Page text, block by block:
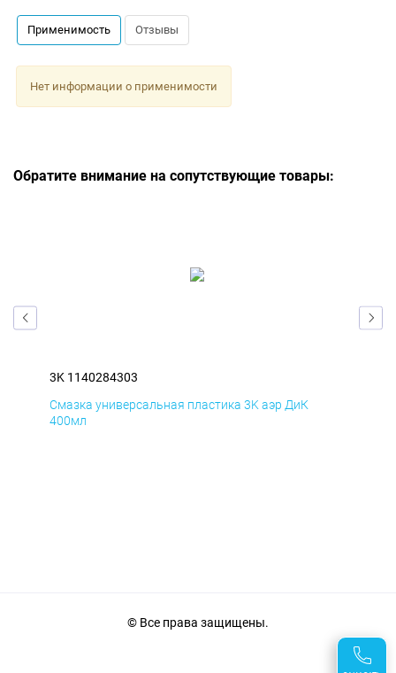
Применимость Отзывы
Нет информации о применимости
Обратите внимание на сопутствующие товары:
3K 1140284303
Смазка универсальная пластика 3K аэр ДиК
400мл
© Все права защищены.